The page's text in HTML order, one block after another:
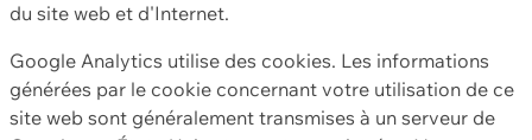
du site web et d'Internet.
Google Analytics utilise des cookies. Les informations
générées par le cookie concernant votre utilisation de ce
site web sont généralement transmises à un serveur de